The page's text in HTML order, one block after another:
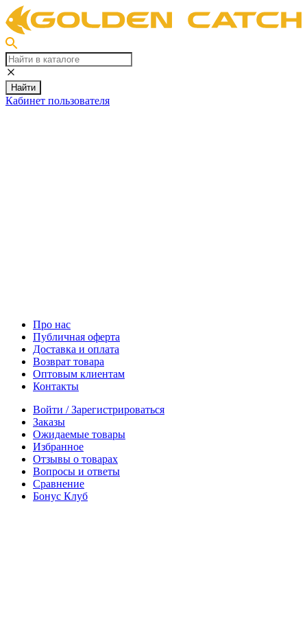
Найти
Кабинет пользователя
Про нас
Публичная оферта
Доставка и оплата
Возврат товара
Оптовым клиентам
Контакты
Войти / Зарегистрироваться
Заказы
Ожидаемые товары
Избранное
Отзывы о товарах
Вопросы и ответы
Сравнение
Бонус Клуб